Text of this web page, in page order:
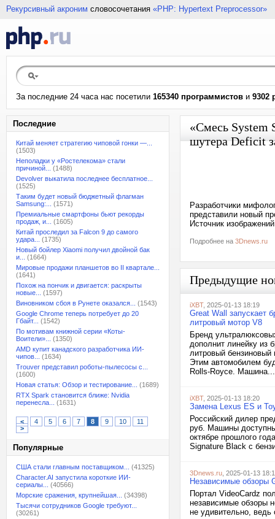
Рекурсивный акроним словосочетания «PHP: Hypertext Preprocessor»
За последние 24 часа нас посетили 165340 программистов и 9302
Последние
Китай меняет стратегию чиповой гонки —...
(1503)
Неполадки у «Ростелекома» стали
причиной...
(1488)
Devolver выкатила последнее бесплатное...
(1525)
Таким будет новый бюджетный флагман
Samsung:...
(1571)
Премиальные смартфоны бьют рекорды
продаж, и...
(1605)
Китай проследил за Falcon 9 до самого
удара...
(1735)
Новый бойлер Xiaomi получил двойной бак
и...
(1664)
Мировые продажи планшетов во II квартале...
(1641)
Похож на пончик и двигается: раскрыты
новые...
(1597)
Виновником сбоя в Рунете оказался...
(1543)
Google Chrome теперь потребует до 20
Гбайт...
(1542)
По мотивам книжной серии «Коты-
Воители»...
(1350)
AMD купит канадского разработчика ИИ-
чипов...
(1634)
Trouver представил роботы-пылесосы с...
(1600)
Новая статья: Обзор и тестирование...
(1689)
RTX Spark становится ближе: Nvidia
перенесла...
(1631)
< 4 5 6 7 8 9 10
11
>
Популярные
США стали главным поставщиком...
(41325)
Character.AI запустила короткие ИИ-
сериалы...
(40566)
Морские сражения, крупнейшая...
(34398)
Тысячи сотрудников Google требуют...
(30261)
«Смесь System
шутера Deficit
Разработчики
представили новый
Источник
Подробнее на 3Dnews.ru
Предыдущие
iXBT, 2025-01-13 18:19
Great Wall запускает
литровый мотор V8
Бренд
дополнит линейку из
литровый
Этим автомобилем
Rolls-Royce. Машина...
iXBT, 2025-01-13 18:20
Замена Lexus ES и
Российский дилер
руб. Машины
октябре прошлого
Signature Black с
3Dnews.ru , 2025-01-13
Независимые обзоры
Портал VideoCardz
независимые обзоры
не удивительно, ведь